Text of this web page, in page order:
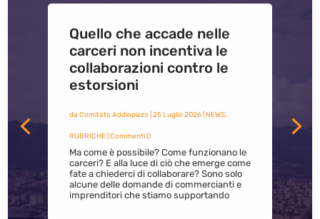
Quello che accade nelle
carceri non incentiva le
collaborazioni contro le
estorsioni
da Comitato Addiopizzo| 25 Luglio 2026| NEWS,
RUBRICHE| Commenti 0
Ma come è possibile? Come funzionano le
carceri? E alla luce di ciò che emerge come
fate a chiederci di collaborare? Sono solo
alcune delle domande di commercianti e
imprenditori che stiamo supportando